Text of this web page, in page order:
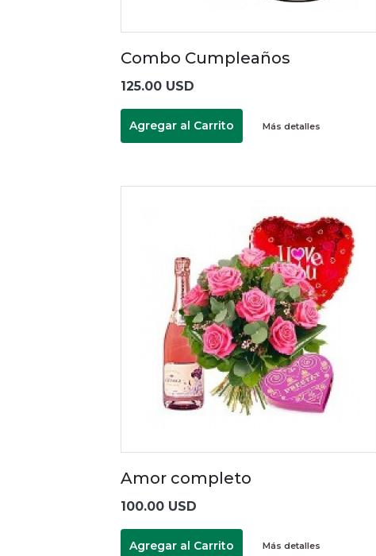
Combo Cumpleaños
125.00 USD
Agregar al Carrito Más detalles
Amor completo
100.00 USD
Agregar al Carrito Más detalles